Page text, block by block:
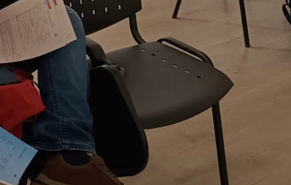
Escuela Las Canteras celebró 161 años
de historia y compromiso con la
educación pública
Comunidad educativa fortalece
herramientas para la protección de niñas
y niños